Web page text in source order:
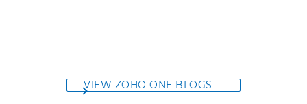
VIEW ZOHO ONE BLOGS